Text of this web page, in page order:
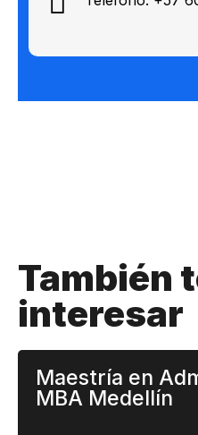
También
interesar
Maestría en
MBA Medellín